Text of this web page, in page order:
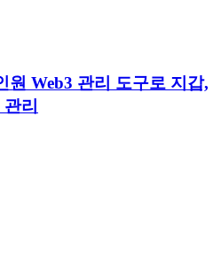
원 Web3 관리 도구로 지갑,
리